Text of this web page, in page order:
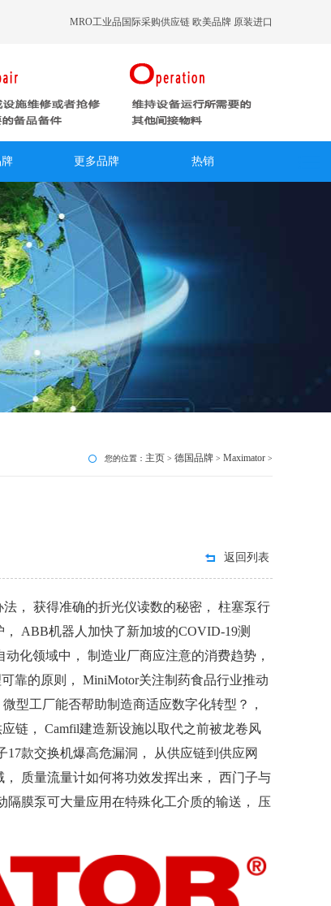
MRO工业品国际采购供应链 欧美品牌 原装进口
更多品牌 热销
您的位置： 主页 > 德国品牌 > Maximator >
返回列表
， 获得准确的折光仪读数的秘密， 柱塞泵行
ABB机器人加快了新加坡的COVID-19测
化领域中， 制造业厂商应注意的消费趋势，
靠的原则， MiniMotor关注制药食品行业推动
型工厂能否帮助制造商适应数字化转型？，
链， Camfil建造新设施以取代之前被龙卷风
款交换机爆高危漏洞， 从供应链到供应网
质量流量计如何将功效发挥出来， 西门子与
膜泵可大量应用在特殊化工介质的输送， 压